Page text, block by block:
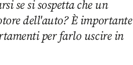
se si sospetta che un
dell'auto? È importante
per farlo uscire in